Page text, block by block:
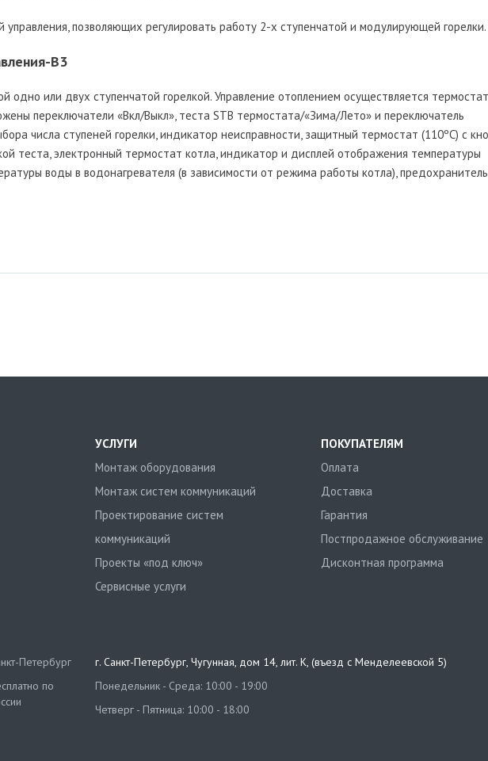
позволяющих регулировать работу 2-х ступенчатой и модулирующей горелки.
B3
одно или двух ступенчатой горелкой. Управление отоплением осуществляется
переключатели «Вкл/Выкл», теста STB термостата/«Зима/Лето» и переключатель
числа ступеней горелки, индикатор неисправности, защитный термостат (110ºС) с
теста, электронный термостат котла, индикатор и дисплей отображения температуры
воды в водонагревателя (в зависимости от режима работы котла),
УСЛУГИ
Монтаж оборудования
Монтаж систем коммуникаций
Проектирование систем
коммуникаций
Проекты «под ключ»
Сервисные услуги
ПОКУПАТЕЛЯМ
Оплата
Доставка
Гарантия
Постпродажное обслуживание
Дисконтная программа
Петербург
по
г. Санкт-Петербург, Чугунная, дом 14, лит. К, (въезд с Менделеевской 5)
Понедельник - Среда: 10:00 - 19:00
Четверг - Пятница: 10:00 - 18:00